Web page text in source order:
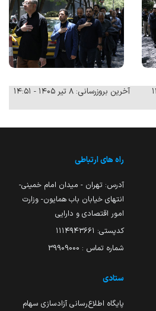
آخرین بروزرسانی: ۸ تیر ۱۴۰۵ - ۱۴:۵۱
راه های ارتباطی
آدرس: تهران - میدان امام خمینی-
انتهای خیابان باب همایون- وزارت
امور اقتصادی و دارایی
کدپستی: ۱۱۱۴۹۴۳۶۶۱
شماره تماس : 39909000
ستادی
پایگاه اطلاع‌رسانی آزادسازی سهام